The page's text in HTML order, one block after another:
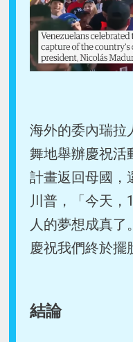
海外的委內瑞拉
舞地舉辦慶祝活
計畫返回母國，
川普，「今天，
人的夢想成真了
慶祝我們終於擺
結論